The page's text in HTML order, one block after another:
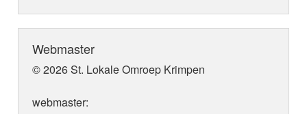
Webmaster
© 2026 St. Lokale Omroep Krimpen
webmaster: